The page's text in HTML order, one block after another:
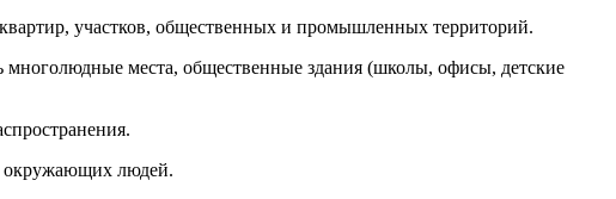
участков, общественных и промышленных территорий.
места, общественные здания (школы, офисы, детские
окружающих людей.